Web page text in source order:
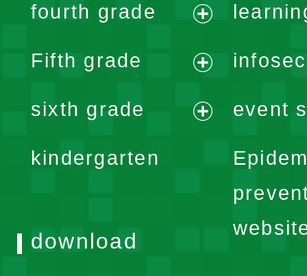
menu
fourth grade
menu
Fifth grade
menu
sixth grade
kindergarten
event
download